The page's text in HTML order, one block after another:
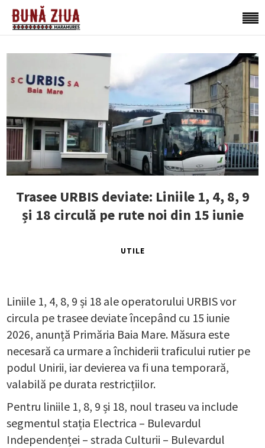
Trasee URBIS deviate: Liniile 1, 4, 8, 9
și 18 circulă pe rute noi din 15 iunie
UTILE
Liniile 1, 4, 8, 9 și 18 ale operatorului URBIS vor
circula pe trasee deviate începând cu 15 iunie
2026, anunță Primăria Baia Mare. Măsura este
necesară ca urmare a închiderii traficului rutier pe
podul Unirii, iar devierea va fi una temporară,
valabilă pe durata restricțiilor.
Pentru liniile 1, 8, 9 și 18, noul traseu va include
segmentul stația Electrica – Bulevardul
Independenței – strada Culturii – Bulevardul